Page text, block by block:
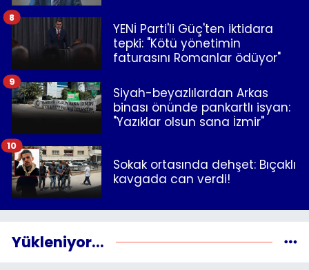
YENİ Parti'li Güç'ten iktidara
tepki: "Kötü yönetimin
faturasını Romanlar ödüyor"
8
Siyah-beyazlılardan Arkas
binası önünde pankartlı isyan:
"Yazıklar olsun sana İzmir"
9
Sokak ortasında dehşet: Bıçaklı
kavgada can verdi!
10
Yükleniyor...